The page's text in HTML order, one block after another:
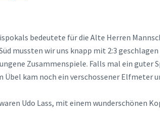
bedeutete für die Alte Herren
mussten wir uns knapp mit 2:3
Zusammenspiele. Falls mal ein guter
Übel kam noch ein verschossener Elfmeter
Udo Lass, mit einem wunderschönen